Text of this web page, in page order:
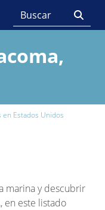
en Estados Unidos
marina y descubrir
en este listado